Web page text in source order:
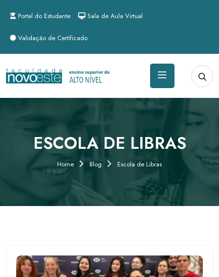
Portal do Estudante Sala de Aula Virtual
Validação de Certificado
ESCOLA DE LIBRAS
Home Blog Escola de Libras